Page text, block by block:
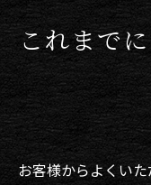
これまで
お客様からよくい